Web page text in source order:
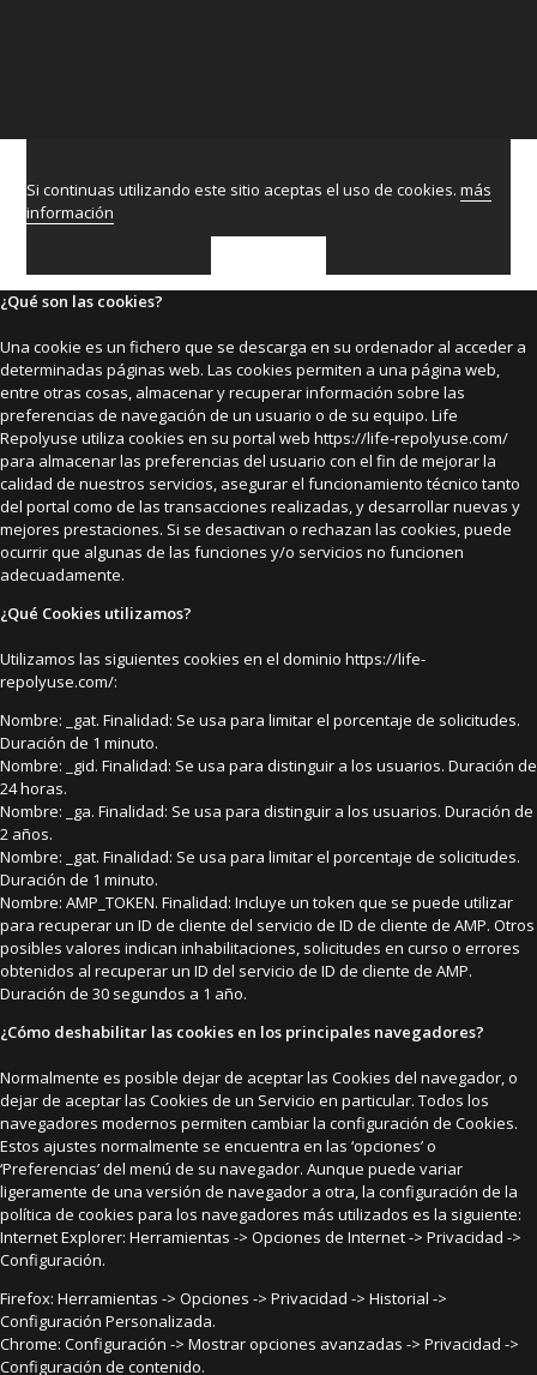
Si continuas utilizando este sitio aceptas el uso de cookies.más
información
¿Qué son las cookies?
Una cookie es un fichero que se descarga en su ordenador al acceder a
determinadas páginas web. Las cookies permiten a una página web,
entre otras cosas, almacenar y recuperar información sobre las
preferencias de navegación de un usuario o de su equipo. Life
Repolyuse utiliza cookies en su portal web https://life-repolyuse.com/
para almacenar las preferencias del usuario con el fin de mejorar la
calidad de nuestros servicios, asegurar el funcionamiento técnico tanto
del portal como de las transacciones realizadas, y desarrollar nuevas y
mejores prestaciones. Si se desactivan o rechazan las cookies, puede
ocurrir que algunas de las funciones y/o servicios no funcionen
adecuadamente.
¿Qué Cookies utilizamos?
Utilizamos las siguientes cookies en el dominio https://life-
repolyuse.com/:
Nombre: _gat. Finalidad: Se usa para limitar el porcentaje de solicitudes.
Duración de 1 minuto.
Nombre: _gid. Finalidad: Se usa para distinguir a los usuarios. Duración de
24 horas.
Nombre: _ga. Finalidad: Se usa para distinguir a los usuarios. Duración de
2 años.
Nombre: _gat. Finalidad: Se usa para limitar el porcentaje de solicitudes.
Duración de 1 minuto.
Nombre: AMP_TOKEN. Finalidad: Incluye un token que se puede utilizar
para recuperar un ID de cliente del servicio de ID de cliente de AMP. Otros
posibles valores indican inhabilitaciones, solicitudes en curso o errores
obtenidos al recuperar un ID del servicio de ID de cliente de AMP.
Duración de 30 segundos a 1 año.
¿Cómo deshabilitar las cookies en los principales navegadores?
Normalmente es posible dejar de aceptar las Cookies del navegador, o
dejar de aceptar las Cookies de un Servicio en particular. Todos los
navegadores modernos permiten cambiar la configuración de Cookies.
Estos ajustes normalmente se encuentra en las ‘opciones’ o
‘Preferencias’ del menú de su navegador. Aunque puede variar
ligeramente de una versión de navegador a otra, la configuración de la
política de cookies para los navegadores más utilizados es la siguiente:
Internet Explorer: Herramientas -> Opciones de Internet -> Privacidad ->
Configuración.
Firefox: Herramientas -> Opciones -> Privacidad -> Historial ->
Configuración Personalizada.
Chrome: Configuración -> Mostrar opciones avanzadas -> Privacidad ->
Configuración de contenido.